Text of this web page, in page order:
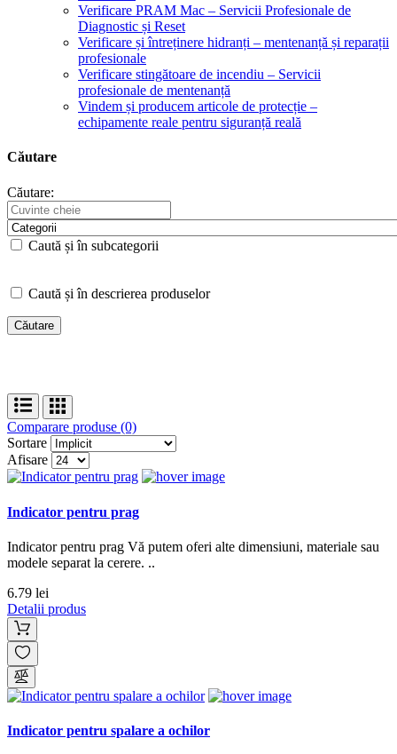
Verificare PRAM Mac – Servicii Profesionale de
Diagnostic și Reset
Verificare și întreținere hidranți – mentenanță și reparații
profesionale
Verificare stingătoare de incendiu – Servicii
profesionale de mentenanță
Vindem și producem articole de protecție –
echipamente reale pentru siguranță reală
Căutare
Căutare:
Caută și în subcategorii
Caută și în descrierea produselor
Comparare produse (0)
Sortare
Afisare
Indicator pentru prag
Indicator pentru prag Vă putem oferi alte dimensiuni, materiale sau
modele separat la cerere. ..
6.79 lei
Detalii produs
Indicator pentru spalare a ochilor